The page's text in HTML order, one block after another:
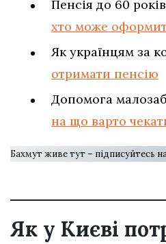
Пенсія до 60
хто може
Як українцям за
отримати пенсію
Допомога
на що варто
Бахмут живе тут – підписуйтесь
Як у Києві